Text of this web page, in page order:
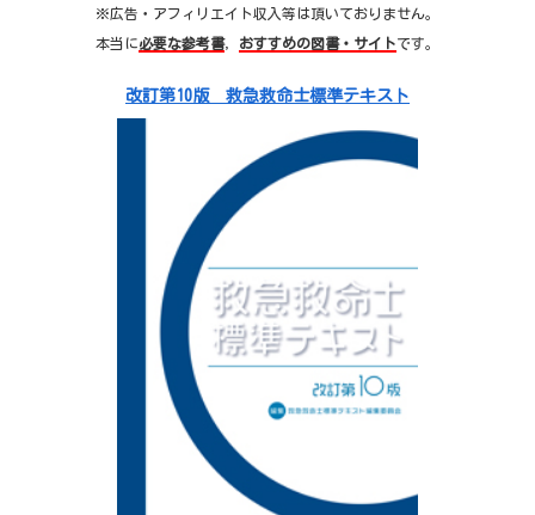
※広告・アフィリエイト収入等は頂いておりません。
本当に必要な参考書， おすすめの図書・サイトです。
改訂第10版 救急救命士標準テキスト